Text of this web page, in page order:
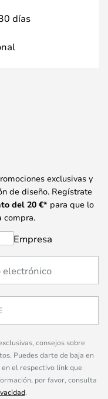
días
exclusivas y
de diseño. Regístrate
del 20 €* para que lo
compra.
Empresa
consejos sobre
Puedes darte de baja en
el respectivo link que
por favor, consulta
.